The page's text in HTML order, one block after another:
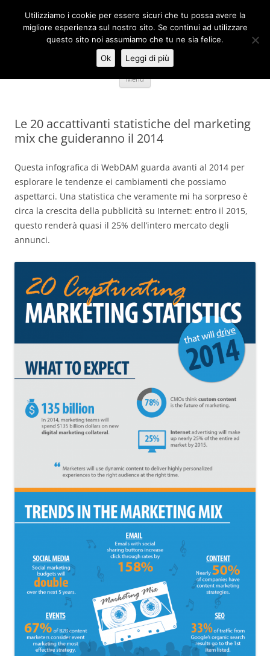
contenutoConsulente Web Marketing
strategie SEO/SEM/DEM
Menu
Le 20 accattivanti statistiche del marketing
mix che guideranno il 2014
Questa infografica di WebDAM guarda avanti al 2014 per
esplorare le tendenze ei cambiamenti che possiamo
aspettarci. Una statistica che veramente mi ha sorpreso è
circa la crescita della pubblicità su Internet: entro il 2015,
questo renderà quasi il 25% dell’intero mercato degli
annunci.
Utilizziamo i cookie per essere sicuri che tu possa avere la
migliore esperienza sul nostro sito. Se continui ad utilizzare
questo sito noi assumiamo che tu ne sia felice.
Ok
Leggi di più